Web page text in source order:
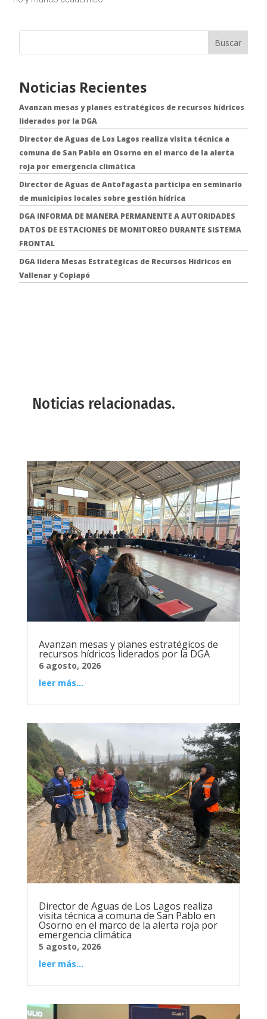
Buscar
Noticias Recientes
Avanzan mesas y planes estratégicos de recursos hídricos
liderados por la DGA
Director de Aguas de Los Lagos realiza visita técnica a
comuna de San Pablo en Osorno en el marco de la alerta
roja por emergencia climática
Director de Aguas de Antofagasta participa en seminario
de municipios locales sobre gestión hídrica
DGA INFORMA DE MANERA PERMANENTE A AUTORIDADES
DATOS DE ESTACIONES DE MONITOREO DURANTE SISTEMA
FRONTAL
DGA lidera Mesas Estratégicas de Recursos Hídricos en
Vallenar y Copiapó
Noticias relacionadas.
Avanzan mesas y planes estratégicos de
recursos hídricos liderados por la DGA
6 agosto, 2026
leer más...
Director de Aguas de Los Lagos realiza
visita técnica a comuna de San Pablo en
Osorno en el marco de la alerta roja por
emergencia climática
5 agosto, 2026
leer más...